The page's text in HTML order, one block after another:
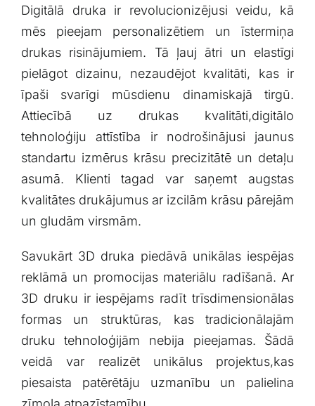
Digitālā druka ir‍ revolucionizējusi veidu, kā
mēs ‍pieejam ‍personalizētiem un īstermiņa
‍drukas risinājumiem. Tā ļauj​ ātri un elastīgi
pielāgot dizainu, nezaudējot kvalitāti, kas ir
īpaši svarīgi mūsdienu dinamiskajā tirgū.
Attiecībā uz drukas kvalitāti,digitālo
tehnoloģiju attīstība ir nodrošinājusi jaunus
standartu izmērus krāsu⁢ precizitātē un⁢ detaļu
asumā. Klienti tagad⁤ var saņemt augstas
kvalitātes drukājumus ar izcilām krāsu pārejām
un gludām virsmām.
Savukārt 3D druka piedāvā unikālas iespējas
reklāmā un⁤ promocijas materiālu radīšanā. Ar
⁢3D druku​ ir iespējams radīt trīsdimensionālas⁣
formas un struktūras, kas tradicionālajām
druku tehnoloģijām⁤ nebija pieejamas.‍ Šādā
veidā⁢ var realizēt unikālus projektus,kas
piesaista patērētāju‌ uzmanību⁤ un palielina